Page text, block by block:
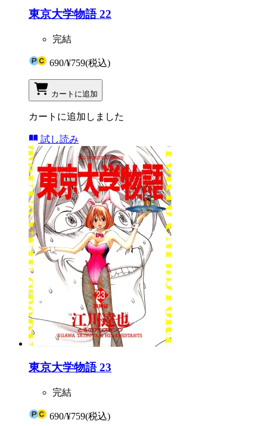
東京大学物語 22
完結
690/¥759(税込)
カートに追加
カートに追加しました
試し読み
東京大学物語 23
完結
690/¥759(税込)